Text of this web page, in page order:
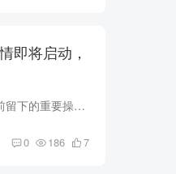
即将启动，
凹口掘金拉升模型，是主力在拉升前留下的重要操作痕迹，一旦出现，往往预示着大牛行情即将启动。你可能会疑惑，什么是凹口？本文将深入解析凹口掘金模型的干货内容，务必点赞和收藏，以便随时反...
0 186 7